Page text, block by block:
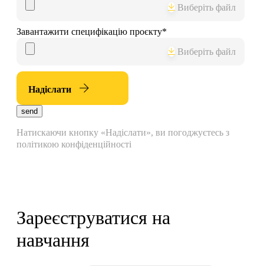
Виберіть файл
Завантажити специфікацію проєкту*
Виберіть файл
Надіслати
send
Натискаючи кнопку «Надіслати», ви погоджуєтесь з
політикою конфіденційності
Зареєструватися на
навчання